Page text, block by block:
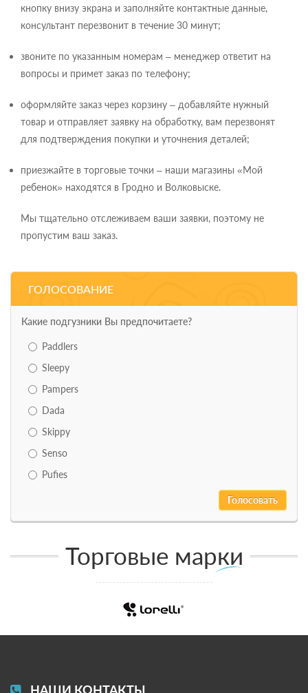
кнопку внизу экрана и заполняйте контактные данные,
консультант перезвонит в течение 30 минут;
звоните по указанным номерам – менеджер ответит на
вопросы и примет заказ по телефону;
оформляйте заказ через корзину – добавляйте нужный
товар и отправляет заявку на обработку, вам перезвонят
для подтверждения покупки и уточнения деталей;
приезжайте в торговые точки – наши магазины «Мой
ребенок» находятся в Гродно и Волковыске.
Мы тщательно отслеживаем ваши заявки, поэтому не
пропустим ваш заказ.
ГОЛОСОВАНИЕ
Какие подгузники Вы предпочитаете?
Paddlers
Sleepy
Pampers
Dada
Skippy
Senso
Pufies
Торговые марки
НАШИ КОНТАКТЫ